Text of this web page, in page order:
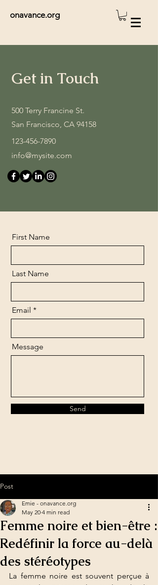
onavance.org
Get in Touch
500 Terry Francine St.
San Francisco, CA 94158
123-456-7890
info@mysite.com
First Name
Last Name
Email
Message
Send
Post
Femme noire et bien-être :
Redéfinir la force au-delà
des stéréotypes
Emie - onavance.org
May 20 4 min read
La femme noire est souvent perçue à